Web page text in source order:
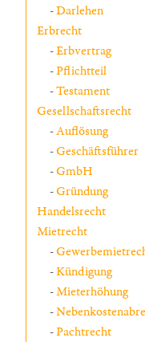
Darlehen
Erbrecht
Erbvertrag
Pflichtteil
Testament
Gesellschaftsrecht
Auflösung
Geschäftsführer
GmbH
Gründung
Handelsrecht
Mietrecht
Kündigung
Mieterhöhung
Pachtrecht